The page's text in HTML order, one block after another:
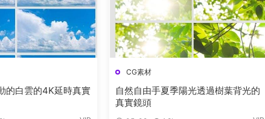
的白雲的4K延時真實
CG素材
自然自由手夏季陽光透過樹葉背光的
真實鏡頭